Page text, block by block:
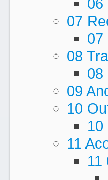
06
07
07
08
08
09
10
10
11
11